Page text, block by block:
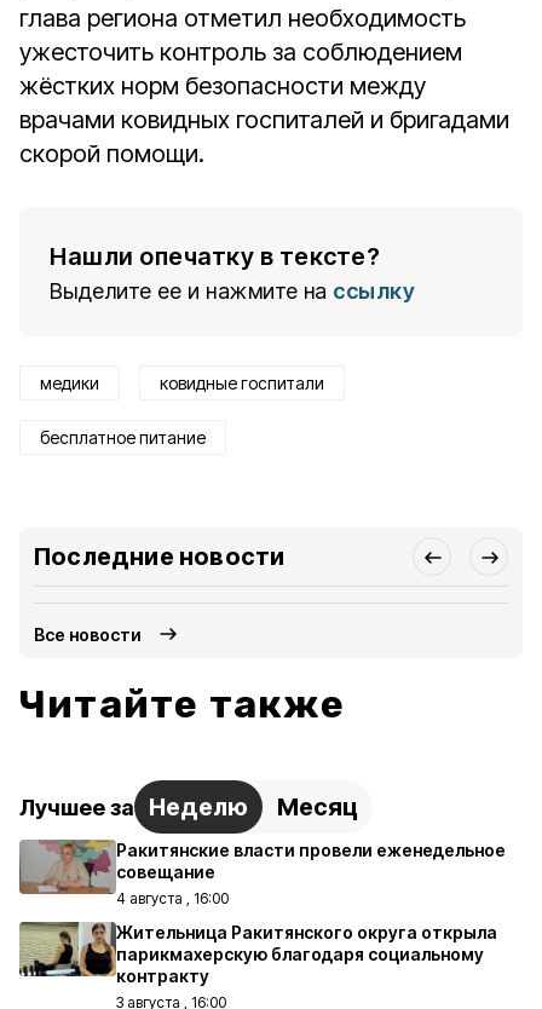
глава региона отметил необходимость
ужесточить контроль за соблюдением
жёстких норм безопасности между
врачами ковидных госпиталей и бригадами
скорой помощи.
Нашли опечатку в тексте?
Выделите ее и нажмите на ссылку
медики ковидные госпитали
бесплатное питание
Последние новости
Все новости
Читайте также
Лучшее за Неделю Месяц
Ракитянские власти провели еженедельное
совещание
4 августа , 16:00
Жительница Ракитянского округа открыла
парикмахерскую благодаря социальному
контракту
3 августа , 16:00